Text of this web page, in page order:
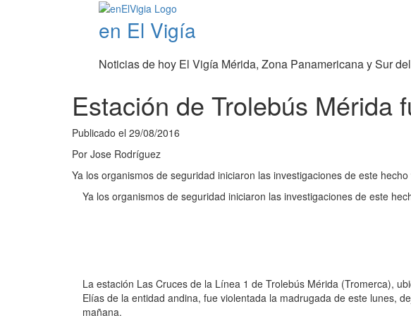
en El Vigía
Noticias de hoy El Vigía Mérida, Zona Panamericana y Sur
Estación de Trolebús Mérida
Publicado el 29/08/2016
Por Jose Rodríguez
Ya los organismos de seguridad iniciaron las investigaciones de este hecho
Ya los organismos de seguridad iniciaron las investigaciones de este
La estación Las Cruces de la Línea 1 de Trolebús Mérida (Tromerca),
Elías de la entidad andina, fue violentada la madrugada de este lunes,
mañana.